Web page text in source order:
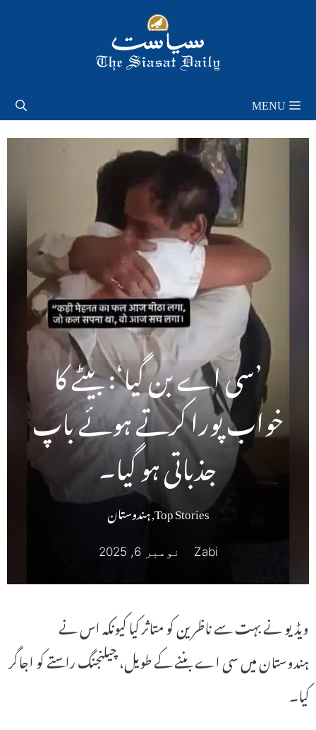
MENU
’سی اے بن گیا‘: بیٹے کا
خواب پورا کرتے ہوئے باپ
جذباتی ہو گیا۔
Top Stories
,ہندوستان
Zabi نومبر 6, 2025
ویڈیو نے بہت سے ناظرین کو متاثر کیا کیونکہ اس نے
ہندوستان میں سی اے بننے کے طویل، چیلنجنگ راستے کو اجاگر
کیا۔